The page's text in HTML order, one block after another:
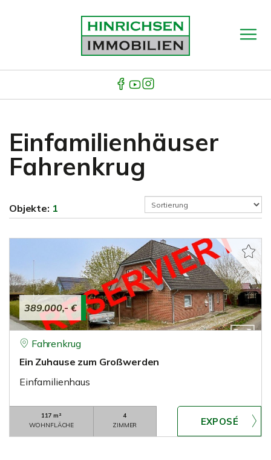
Einfamilienhäuser
Fahrenkrug
Objekte: 1
389.000,- €
Fahrenkrug
Ein Zuhause zum Großwerden
Einfamilienhaus
117 m²
WOHNFLÄCHE
4
ZIMMER